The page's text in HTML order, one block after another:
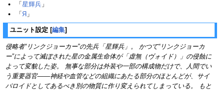
「 星輝兵 」
「 Я 」
ユニット設定 [編集]
侵略者“リンクジョーカー”の先兵「星輝兵」。 かつて“リンクジョーカ
ー”によって滅ぼされた星の金属生命体が「虚無（ヴォイド）」の侵蝕に
よって変貌した姿。 無事な部分は外装や一部の構成物だけで、人間でい
う重要器官――神経や血管などの組織にあたる部分のほとんどが、サイ
バロイドとしてあるべき別の物質に作り変えられてしまっている。 もと